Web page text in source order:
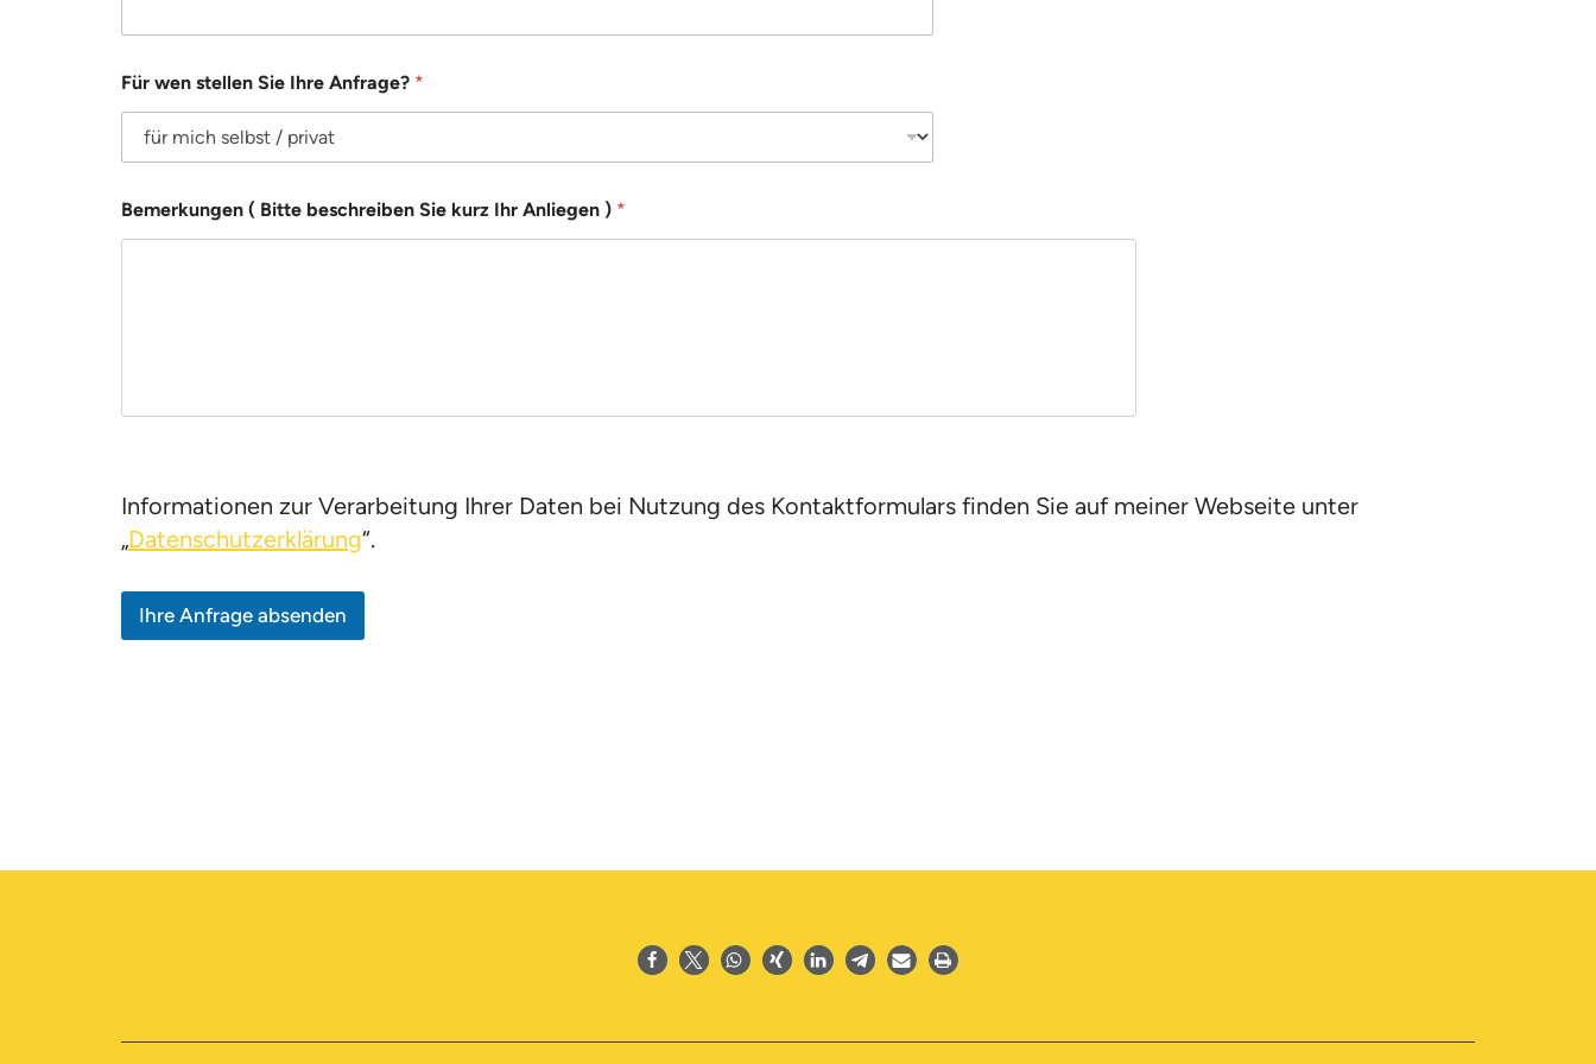
t
h
Für wen stellen Sie Ihre Anfrage? *
Bemerkungen ( Bitte beschreiben Sie kurz Ihr Anliegen ) *
Informationen zur Verarbeitung Ihrer Daten bei Nutzung des Kontaktformulars finden Sie auf meiner Webseite unter
„Datenschutzerklärung“.
Ihre Anfrage absenden